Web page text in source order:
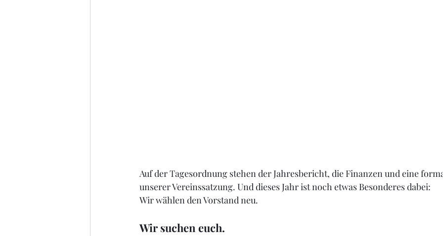
Auf der Tagesordnung stehen der Jahresbericht, die Finanzen und eine
unserer Vereinssatzung. Und dieses Jahr ist noch etwas Besonderes dabei:
Wir wählen den Vorstand neu.
Wir suchen euch.